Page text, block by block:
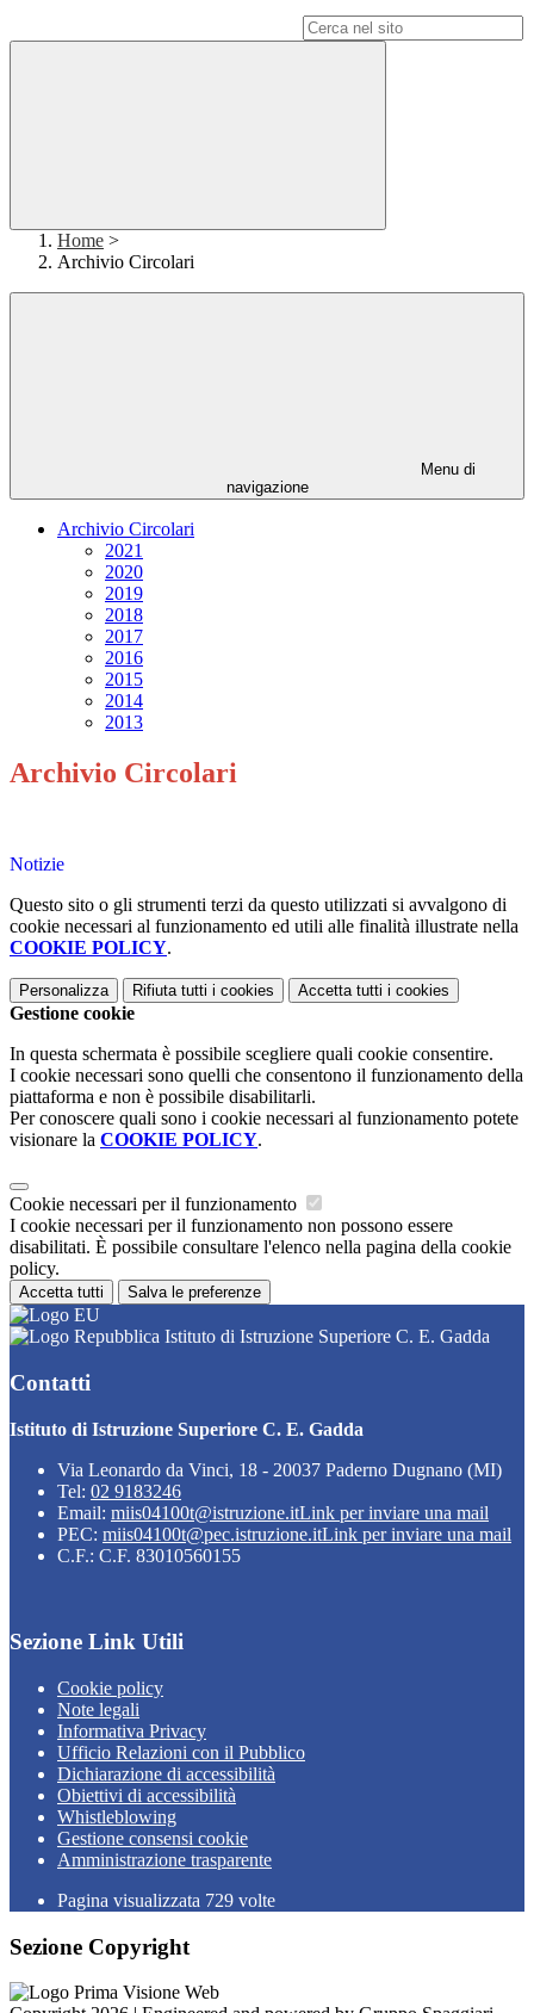
Home >
Archivio Circolari
Menu di
navigazione
Archivio Circolari
2021
2020
2019
2018
2017
2016
2015
2014
2013
Archivio Circolari
Notizie
Questo sito o gli strumenti terzi da questo utilizzati si avvalgono di
cookie necessari al funzionamento ed utili alle finalità illustrate nella
COOKIE POLICY.
Personalizza Rifiuta tutti i cookies Accetta tutti i cookies
Gestione cookie
In questa schermata è possibile scegliere quali cookie consentire.
I cookie necessari sono quelli che consentono il funzionamento della
piattaforma e non è possibile disabilitarli.
Per conoscere quali sono i cookie necessari al funzionamento potete
visionare la COOKIE POLICY.
Cookie necessari per il funzionamento
I cookie necessari per il funzionamento non possono essere
disabilitati. È possibile consultare l'elenco nella pagina della cookie
policy.
Accetta tutti Salva le preferenze
Istituto di Istruzione Superiore C. E. Gadda
Contatti
Istituto di Istruzione Superiore C. E. Gadda
Via Leonardo da Vinci, 18 - 20037 Paderno Dugnano (MI)
Tel: 02 9183246
Email: miis04100t@istruzione.itLink per inviare una mail
PEC: miis04100t@pec.istruzione.itLink per inviare una mail
C.F.: C.F. 83010560155
Sezione Link Utili
Cookie policy
Note legali
Informativa Privacy
Ufficio Relazioni con il Pubblico
Dichiarazione di accessibilità
Obiettivi di accessibilità
Whistleblowing
Gestione consensi cookie
Amministrazione trasparente
Pagina visualizzata 729 volte
Sezione Copyright